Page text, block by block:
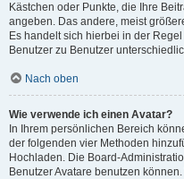
Kästchen oder Punkte, die Ihre
angeben. Das andere, meist
Es handelt sich hierbei in der
Benutzer zu Benutzer
Nach oben
Wie verwende ich einen Avatar?
In Ihrem persönlichen Bereich
der folgenden vier Methoden
Hochladen. Die Board-
Benutzer Avatare benutzen